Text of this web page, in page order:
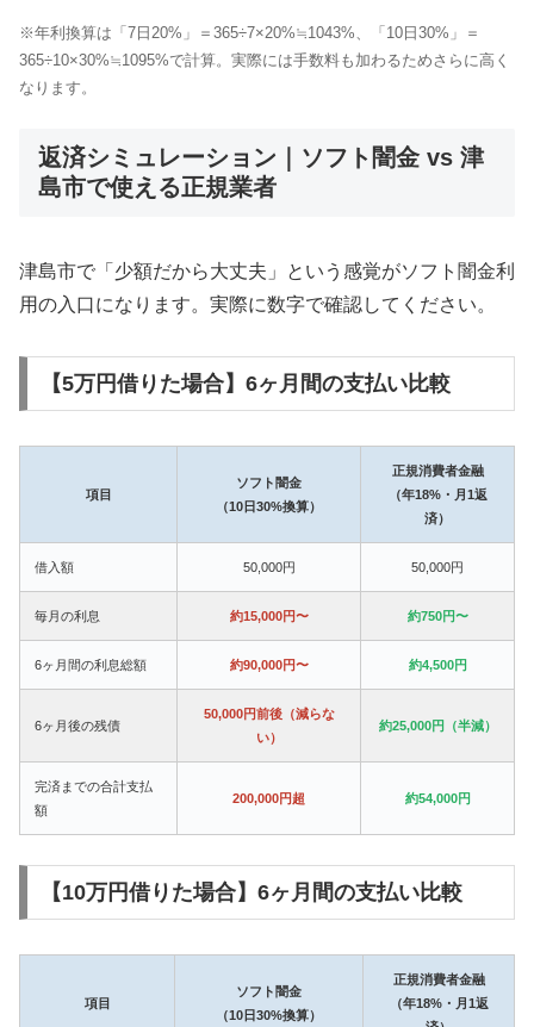
※年利換算は「7日20%」＝365÷7×20%≒1043%、「10日30%」＝
365÷10×30%≒1095%で計算。実際には手数料も加わるためさらに高く
なります。
返済シミュレーション｜ソフト闇金 vs 津
島市で使える正規業者
津島市で「少額だから大丈夫」という感覚がソフト闇金利
用の入口になります。実際に数字で確認してください。
【5万円借りた場合】6ヶ月間の支払い比較
項目
ソフト闇金
（10日30%換算）
正規消費者金融
（年18%・月1返
済）
借入額 50,000円 50,000円
毎月の利息 約15,000円〜 約750円〜
6ヶ月間の利息総額 約90,000円〜 約4,500円
6ヶ月後の残債
50,000円前後（減らな
い）
約25,000円（半減）
完済までの合計支払
額
200,000円超 約54,000円
【10万円借りた場合】6ヶ月間の支払い比較
項目
ソフト闇金
（10日30%換算）
正規消費者金融
（年18%・月1返